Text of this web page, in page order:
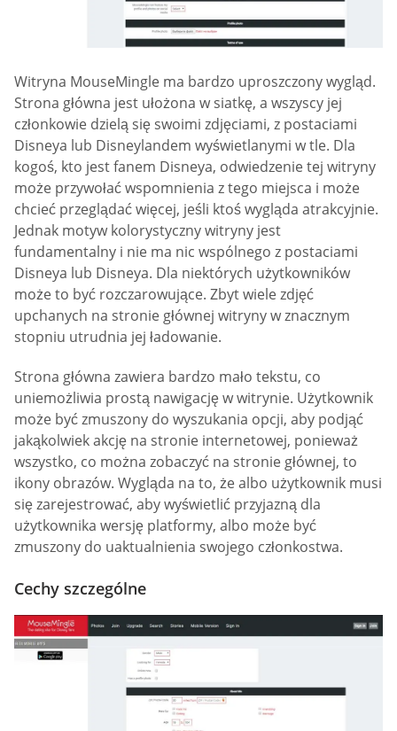
Witryna MouseMingle ma bardzo uproszczony wygląd.
Strona główna jest ułożona w siatkę, a wszyscy jej
członkowie dzielą się swoimi zdjęciami, z postaciami
Disneya lub Disneylandem wyświetlanymi w tle. Dla
kogoś, kto jest fanem Disneya, odwiedzenie tej witryny
może przywołać wspomnienia z tego miejsca i może
chcieć przeglądać więcej, jeśli ktoś wygląda atrakcyjnie.
Jednak motyw kolorystyczny witryny jest
fundamentalny i nie ma nic wspólnego z postaciami
Disneya lub Disneya. Dla niektórych użytkowników
może to być rozczarowujące. Zbyt wiele zdjęć
upchanych na stronie głównej witryny w znacznym
stopniu utrudnia jej ładowanie.
Strona główna zawiera bardzo mało tekstu, co
uniemożliwia prostą nawigację w witrynie. Użytkownik
może być zmuszony do wyszukania opcji, aby podjąć
jakąkolwiek akcję na stronie internetowej, ponieważ
wszystko, co można zobaczyć na stronie głównej, to
ikony obrazów. Wygląda na to, że albo użytkownik musi
się zarejestrować, aby wyświetlić przyjazną dla
użytkownika wersję platformy, albo może być
zmuszony do uaktualnienia swojego członkostwa.
Cechy szczególne